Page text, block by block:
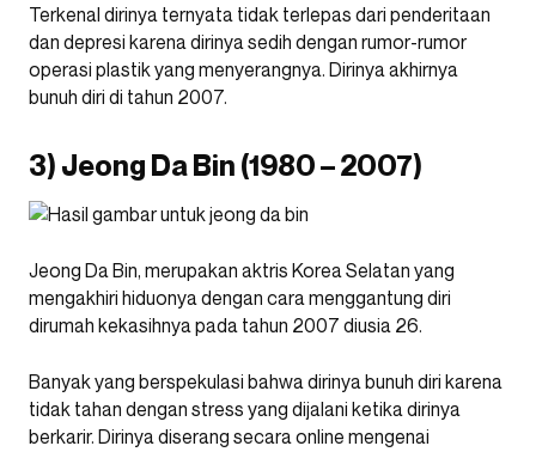
Terkenal dirinya ternyata tidak terlepas dari penderitaan
dan depresi karena dirinya sedih dengan rumor-rumor
operasi plastik yang menyerangnya. Dirinya akhirnya
bunuh diri di tahun 2007.
3) Jeong Da Bin (1980 – 2007)
Jeong Da Bin, merupakan aktris Korea Selatan yang
mengakhiri hiduonya dengan cara menggantung diri
dirumah kekasihnya pada tahun 2007 diusia 26.
Banyak yang berspekulasi bahwa dirinya bunuh diri karena
tidak tahan dengan stress yang dijalani ketika dirinya
berkarir. Dirinya diserang secara online mengenai